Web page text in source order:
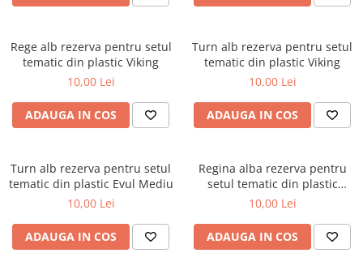
Rege alb rezerva pentru setul
tematic din plastic Viking
10,00 Lei
ADAUGA IN COS
Turn alb rezerva pentru setul
tematic din plastic Viking
10,00 Lei
ADAUGA IN COS
Turn alb rezerva pentru setul
tematic din plastic Evul Mediu
10,00 Lei
ADAUGA IN COS
Regina alba rezerva pentru
setul tematic din plastic
Viking
10,00 Lei
ADAUGA IN COS